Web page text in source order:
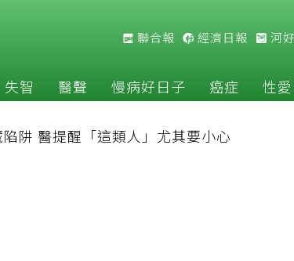
聯合報 經濟日報 河
失智 醫聲 慢病好日子 癌症 性愛
阱 醫提醒「這類人」尤其要小心